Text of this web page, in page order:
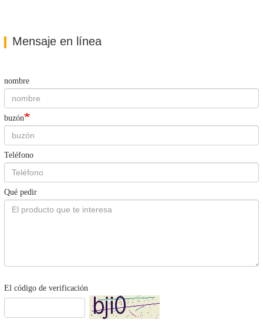
Mensaje en línea
nombre
buzón
Teléfono
Qué pedir
El código de verificación